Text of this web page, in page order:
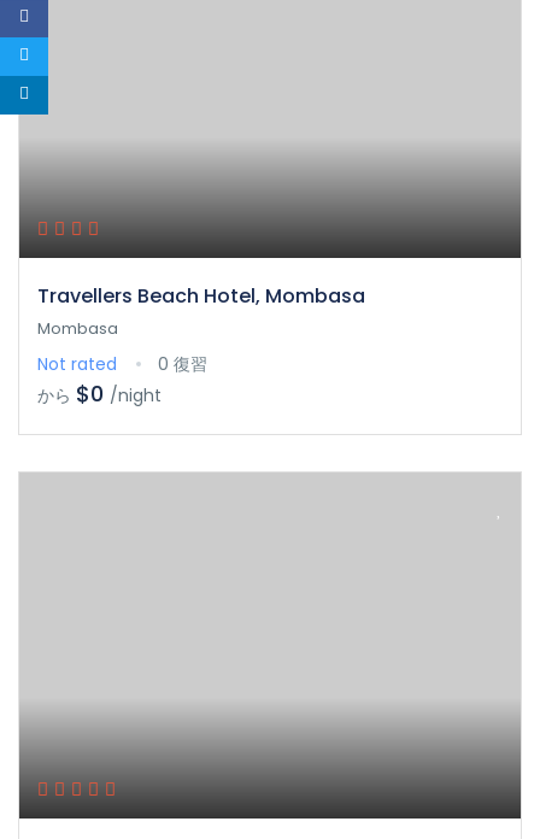
Travellers Beach Hotel, Mombasa
Mombasa
Not rated
0 復習
から $0 /night